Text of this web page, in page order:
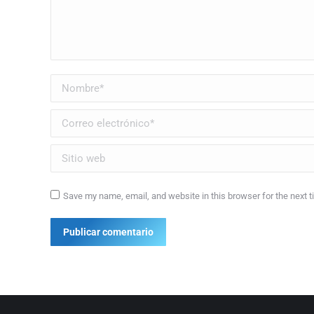
Nombre *
Correo electrónico *
Sitio web
Save my name, email, and website in this browser for the next
Publicar comentario